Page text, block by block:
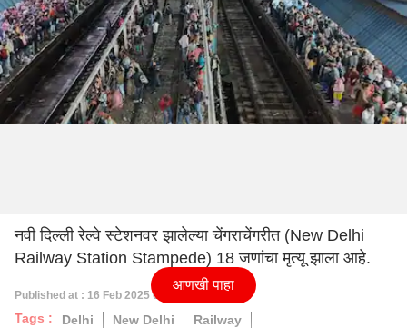
नवी दिल्ली रेल्वे स्टेशनवर झालेल्या चेंगराचेंगरीत (New Delhi
Railway Station Stampede) 18 जणांचा मृत्यू झाला आहे.
Published at : 16 Feb 2025 07:17 AM (IST)
Tags : Delhi New Delhi
Railway
आणखी पाहा